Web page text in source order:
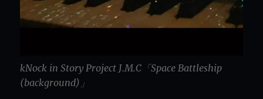
kNock in Story Project J.M.C「Space Battleship
(background)」